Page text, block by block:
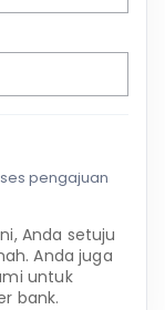
pengajuan
Anda setuju
Anda juga
untuk
bank.